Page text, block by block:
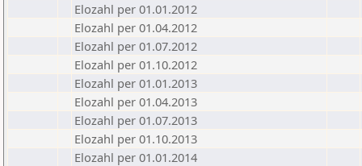
Elozahl per 01.01.2012
Elozahl per 01.04.2012
Elozahl per 01.07.2012
Elozahl per 01.10.2012
Elozahl per 01.01.2013
Elozahl per 01.04.2013
Elozahl per 01.07.2013
Elozahl per 01.10.2013
Elozahl per 01.01.2014